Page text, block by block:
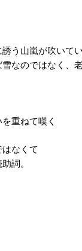
う山嵐が吹いて
なのではなく、
重ねて嘆く
はなくて
詞。